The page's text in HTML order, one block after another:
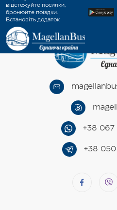
відстежуйте посилки,
бронюйте поїздки.
Встановіть додаток
MagellanBus.
+38 067
+38